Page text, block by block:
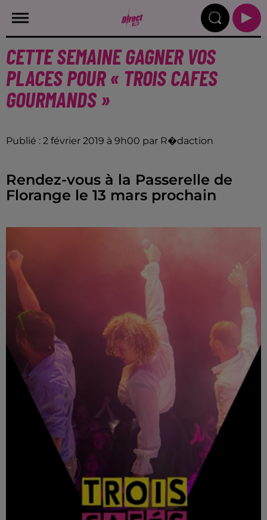
CETTE SEMAINE GAGNER VOS
PLACES POUR « TROIS CAFES
GOURMANDS »
Publié : 2 février 2019 à 9h00 par R�daction
Rendez-vous à la Passerelle de
Florange le 13 mars prochain